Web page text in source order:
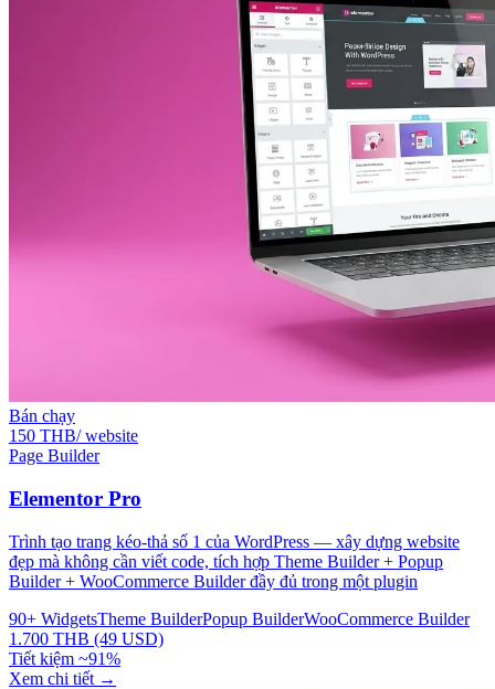
Bán chạy
150 THB/ website
Page Builder
Elementor Pro
Trình tạo trang kéo-thả số 1 của WordPress — xây dựng website
đẹp mà không cần viết code, tích hợp Theme Builder + Popup
Builder + WooCommerce Builder đầy đủ trong một plugin
90+ WidgetsTheme BuilderPopup BuilderWooCommerce Builder
1.700 THB (49 USD)
Tiết kiệm ~91%
Xem chi tiết →